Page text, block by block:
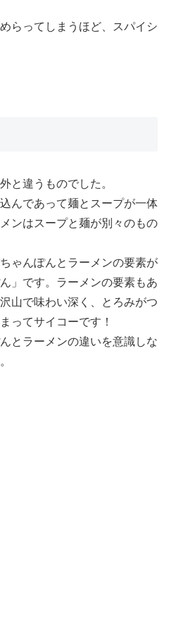
らってしまうほど、スパイシ
と違うものでした。
んであって麺とスープが一体
ンはスープと麺が別々のもの
ゃんぽんとラーメンの要素が
」です。ラーメンの要素もあ
山で味わい深く、とろみがつ
ってサイコーです！
とラーメンの違いを意識しな